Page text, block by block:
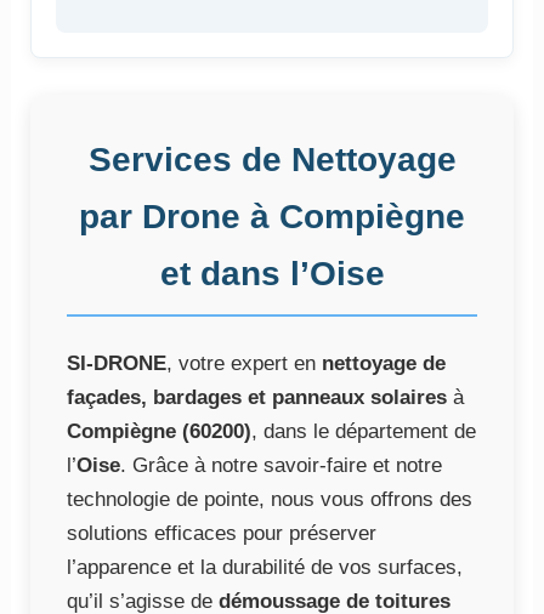
Services de Nettoyage
par Drone à Compiègne
et dans l’Oise
SI-DRONE, votre expert en nettoyage de
façades, bardages et panneaux solairesà
Compiègne (60200), dans le département de
l’Oise. Grâce à notre savoir-faire et notre
technologie de pointe, nous vous offrons des
solutions efficaces pour préserver
l’apparence et la durabilité de vos surfaces,
qu’il s’agisse de démoussage de toitures